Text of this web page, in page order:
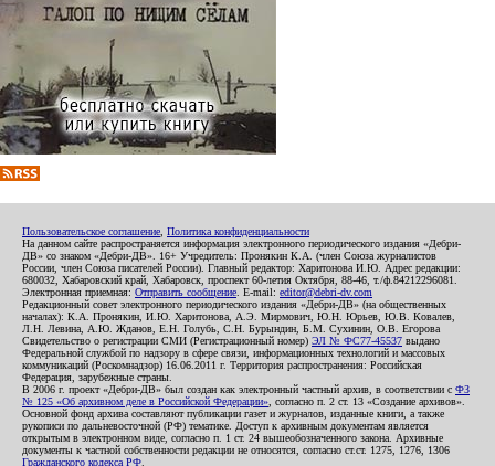
Пользовательское соглашение Политика конфиденциальности
На данном сайте распространяется информация электронного периодического издания «Дебри-
ДВ» со знаком «Дебри-ДВ». 16+ Учредитель: Пронякин К.А. (член Союза журналистов
России, член Союза писателей России). Главный редактор: Харитонова И.Ю. Адрес редакции:
680032, Хабаровский край, Хабаровск, проспект 60-летия Октября, 88-46, т./ф.84212296081.
Электронная приемная: Отправить сообщение . E-mail: editor@debri-dv.com
Редакционный совет электронного периодического издания «Дебри-ДВ» (на общественных
началах): К.А. Пронякин, И.Ю. Харитонова, А.Э. Мирмович, Ю.Н. Юрьев, Ю.В. Ковалев,
Л.Н. Левина, А.Ю. Жданов, Е.Н. Голубь, С.Н. Бурындин, Б.М. Сухинин, О.В. Егорова
Свидетельство о регистрации СМИ (Регистрационный номер) ЭЛ № ФС77-45537 выдано
Федеральной службой по надзору в сфере связи, информационных технологий и массовых
коммуникаций (Роскомнадзор) 16.06.2011 г. Территория распространения: Российская
Федерация, зарубежные страны.
В 2006 г. проект «Дебри-ДВ» был создан как электронный частный архив, в соответствии с ФЗ
№ 125 «Об архивном деле в Российской Федерации» , согласно п. 2 ст. 13 «Создание архивов».
Основной фонд архива составляют публикации газет и журналов, изданные книги, а также
рукописи по дальневосточной (РФ) тематике. Доступ к архивным документам является
открытым в электронном виде, согласно п. 1 ст. 24 вышеобозначенного закона. Архивные
документы к частной собственности редакции не относятся, согласно ст.ст. 1275, 1276, 1306
Гражданского кодекса РФ